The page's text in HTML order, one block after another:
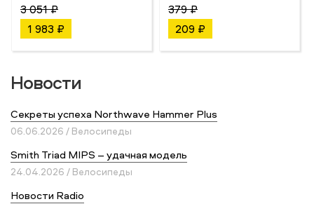
3 051 ₽
1 983 ₽
379 ₽
209 ₽
Новости
Секреты успеха Northwave Hammer Plus
06.06.2026 / Велосипеды
Smith Triad MIPS – удачная модель
24.04.2026 / Велосипеды
Новости Radio